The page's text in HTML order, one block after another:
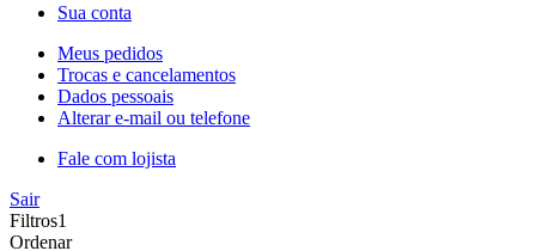
Sua conta
Meus pedidos
Trocas e cancelamentos
Dados pessoais
Alterar e-mail ou telefone
Fale com lojista
Sair
Filtros1
Ordenar